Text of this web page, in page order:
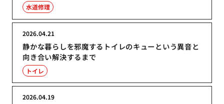
水道修理
静かな暮らしを邪魔するトイレのキューという異音と
向き合い解決するまで
2026.04.21
トイレ
2026.04.19